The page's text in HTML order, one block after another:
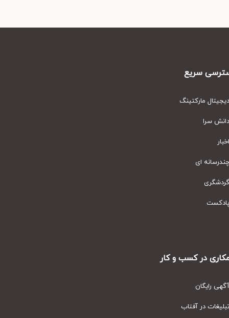
سریع
مارکتینگ
سرا
ای
در کسب و کار
رایگان
در آفتاب